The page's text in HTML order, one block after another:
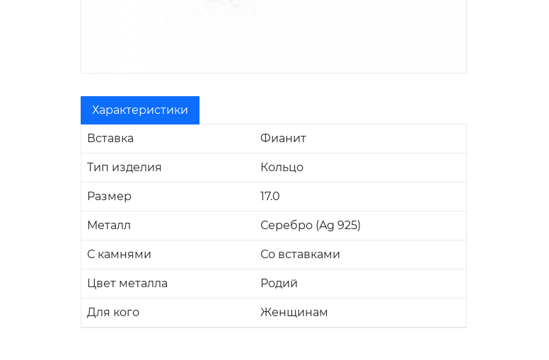
Характеристики
Вставка Фианит
Тип изделия Кольцо
Размер 17.0
Металл Серебро (Ag 925)
С камнями Со вставками
Цвет металла Родий
Для кого Женщинам